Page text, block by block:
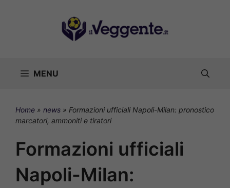
MENU
Home » news » Formazioni ufficiali Napoli-Milan: pronostico
marcatori, ammoniti e tiratori
Formazioni ufficiali
Napoli-Milan: